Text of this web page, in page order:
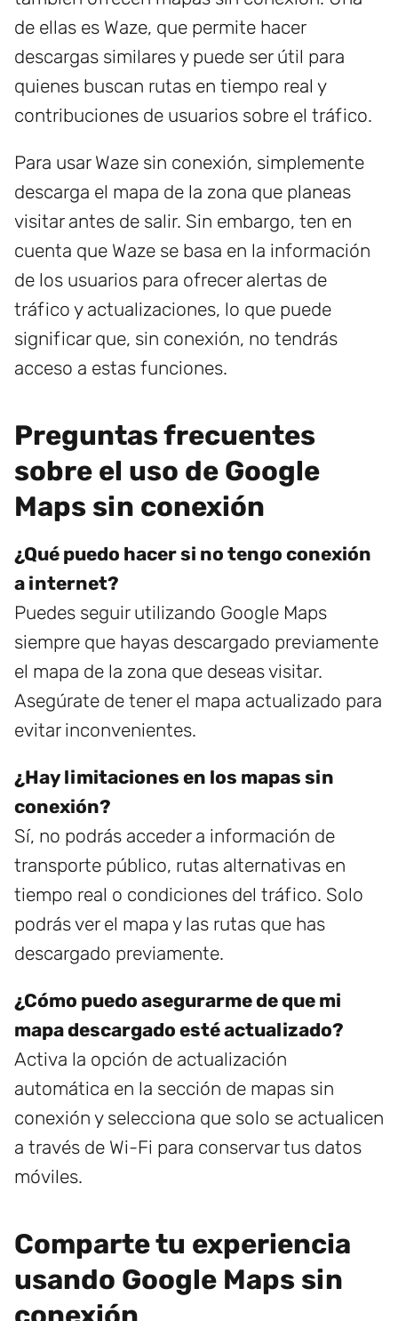
de ellas es Waze, que permite hacer
descargas similares y puede ser útil para
quienes buscan rutas en tiempo real y
contribuciones de usuarios sobre el tráfico.
Para usar Waze sin conexión, simplemente
descarga el mapa de la zona que planeas
visitar antes de salir. Sin embargo, ten en
cuenta que Waze se basa en la información
de los usuarios para ofrecer alertas de
tráfico y actualizaciones, lo que puede
significar que, sin conexión, no tendrás
acceso a estas funciones.
Preguntas frecuentes
sobre el uso de Google
Maps sin conexión
¿Qué puedo hacer si no tengo conexión
a internet?
Puedes seguir utilizando Google Maps
siempre que hayas descargado previamente
el mapa de la zona que deseas visitar.
Asegúrate de tener el mapa actualizado para
evitar inconvenientes.
¿Hay limitaciones en los mapas sin
conexión?
Sí, no podrás acceder a información de
transporte público, rutas alternativas en
tiempo real o condiciones del tráfico. Solo
podrás ver el mapa y las rutas que has
descargado previamente.
¿Cómo puedo asegurarme de que mi
mapa descargado esté actualizado?
Activa la opción de actualización
automática en la sección de mapas sin
conexión y selecciona que solo se actualicen
a través de Wi-Fi para conservar tus datos
móviles.
Comparte tu experiencia
usando Google Maps sin